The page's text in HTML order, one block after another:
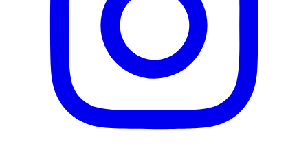
Adresse e-mail (facultatif)
Fermer le formulaire
Envoyer
Signaler des données erronées